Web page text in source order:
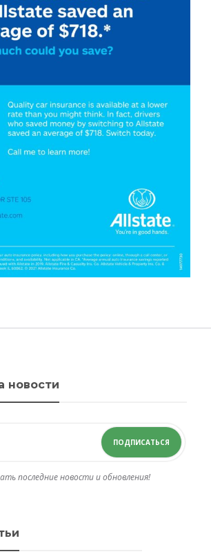
новости
ПОДПИСАТЬСЯ
последние новости и обновления!